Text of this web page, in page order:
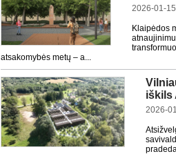
2026-01-
Klaipėdos
atsakomybės metų – a...
iškils
2026-